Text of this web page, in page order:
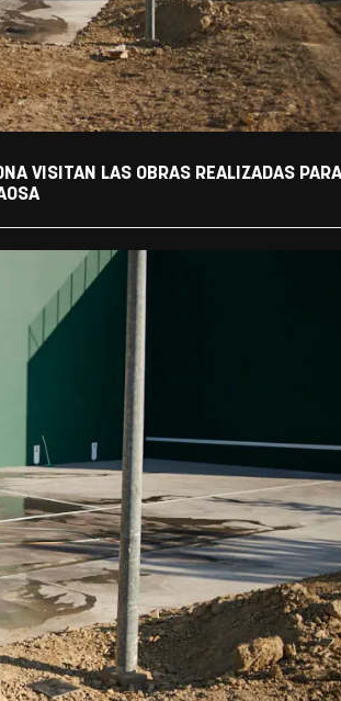
VISITAN LAS OBRAS REALIZADAS